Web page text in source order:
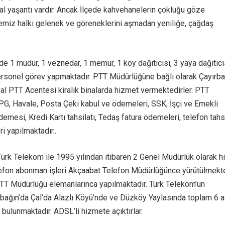
yaşantı vardır. Ancak İlçede kahvehanelerin çokluğu göze
halkı gelenek ve göreneklerini aşmadan yeniliğe, çağdaş
1 müdür, 1 veznedar, 1 memur, 1 köy dağıtıcısı, 3 yaya
görev yapmaktadır. PTT Müdürlüğüne bağlı olarak
PTT Acentesi kiralık binalarda hizmet vermektedirler. PTT
Havale, Posta Çeki kabul ve ödemeleri, SSK, İşçi ve Emekli
Kredi Kartı tahsilatı, Tedaş fatura ödemeleri, telefon
Telekom ile 1995 yılından itibaren 2 Genel Müdürlük olarak
abonman işleri Akçaabat Telefon Müdürlüğünce
Müdürlüğü elemanlarınca yapılmaktadır. Türk Telekom’un
Çal’da Alazlı Köyü’nde ve Düzköy Yaylasında toplam 6
ADSL’li hizmete açıktırlar.